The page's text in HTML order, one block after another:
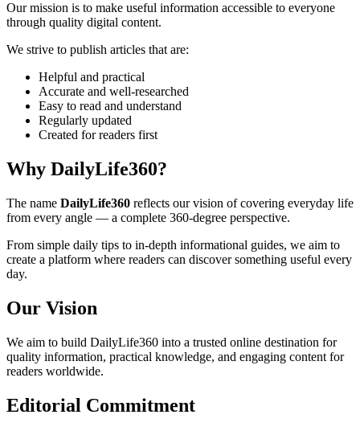
Our mission is to make useful information accessible to everyone
through quality digital content.
We strive to publish articles that are:
Helpful and practical
Accurate and well-researched
Easy to read and understand
Regularly updated
Created for readers first
Why DailyLife360?
The name DailyLife360 reflects our vision of covering everyday life
from every angle — a complete 360-degree perspective.
From simple daily tips to in-depth informational guides, we aim to
create a platform where readers can discover something useful every
day.
Our Vision
We aim to build DailyLife360 into a trusted online destination for
quality information, practical knowledge, and engaging content for
readers worldwide.
Editorial Commitment